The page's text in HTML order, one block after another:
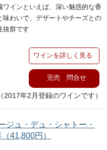
ワインといえば、深い魅惑的な香
味わいで、デザートやチーズとの
抜群です
ワインを詳しく見る
完売 問合せ
（2017年2月登録のワインです）
ジュ・デュ・シャトー・
41,800円）